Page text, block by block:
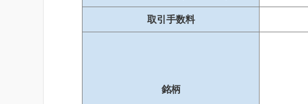
取引手数料
銘柄